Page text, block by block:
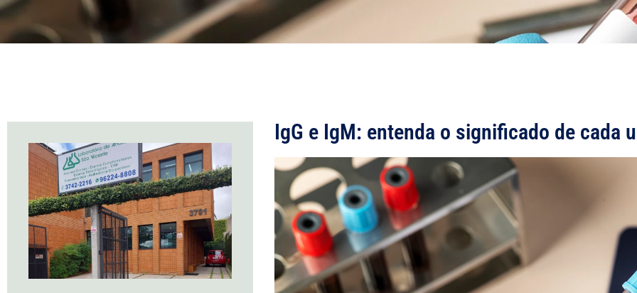
IgG e IgM: entenda o significado de cada